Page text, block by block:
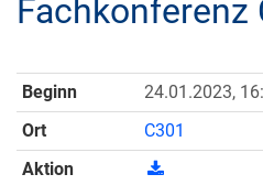
Fachkonferenz
Beginn
24.01.2023,
Ort
C301
Aktion